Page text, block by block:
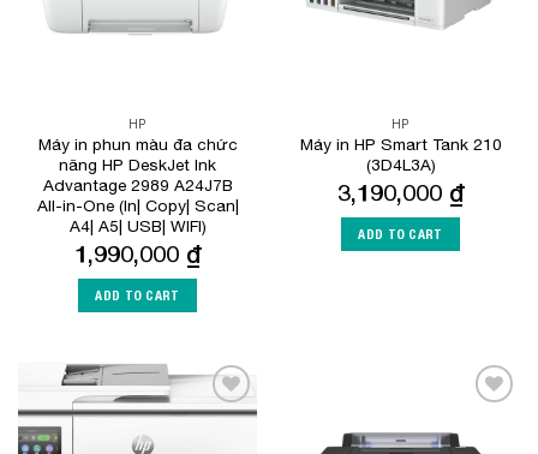
HP
Máy in phun màu đa chức
năng HP DeskJet Ink
Advantage 2989 A24J7B
All-in-One (In| Copy| Scan|
A4| A5| USB| WIFI)
1,990,000 ₫
ADD TO CART
HP
Máy in HP Smart Tank 210
(3D4L3A)
3,190,000 ₫
ADD TO CART
Add to
Wishlist